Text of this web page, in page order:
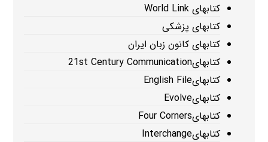
کتابهای World Link
کتابهای پزشکی
کتابهای کانون زبان ایران
کتابهای21st Century Communication
کتابهایEnglish File
کتابهایEvolve
کتابهایFour Corners
کتابهایInterchange